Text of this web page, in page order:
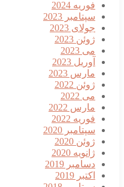
فوریه 2024
سپتامبر 2023
جولای 2023
ژوئن 2023
می 2023
آوریل 2023
مارس 2023
ژوئن 2022
می 2022
مارس 2022
فوریه 2022
سپتامبر 2020
ژوئن 2020
ژانویه 2020
دسامبر 2019
اکتبر 2019